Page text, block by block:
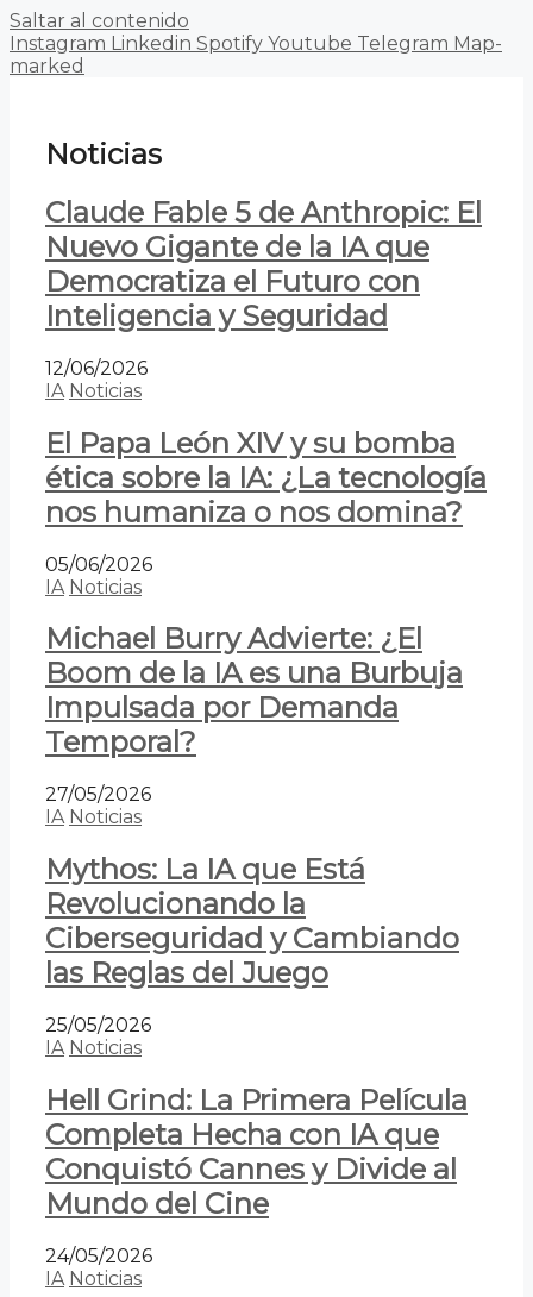
Saltar al contenido
Instagram Linkedin Spotify Youtube Telegram Map-
marked
Noticias
Claude Fable 5 de Anthropic: El
Nuevo Gigante de la IA que
Democratiza el Futuro con
Inteligencia y Seguridad
12/06/2026
IA Noticias
El Papa León XIV y su bomba
ética sobre la IA: ¿La tecnología
nos humaniza o nos domina?
05/06/2026
IA Noticias
Michael Burry Advierte: ¿El
Boom de la IA es una Burbuja
Impulsada por Demanda
Temporal?
27/05/2026
IA Noticias
Mythos: La IA que Está
Revolucionando la
Ciberseguridad y Cambiando
las Reglas del Juego
25/05/2026
IA Noticias
Hell Grind: La Primera Película
Completa Hecha con IA que
Conquistó Cannes y Divide al
Mundo del Cine
24/05/2026
IA Noticias